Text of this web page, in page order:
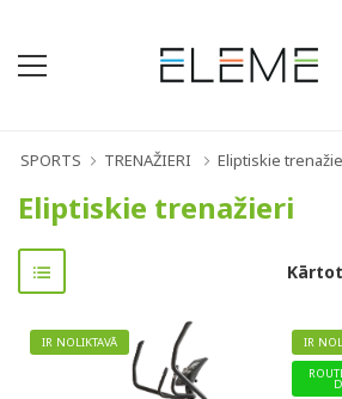
SPORTS TRENAŽIERI Eliptiskie
Eliptiskie trenažieri
Kārtot
IR NOLIKTAVĀ
IR